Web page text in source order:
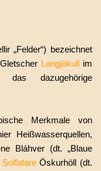
„Felder“) bezeichnet
Langjökull im
dazugehörige
Merkmale von
Heißwasserquellen,
Bláhver (dt. „Blaue
Solfatare Öskurhöll (dt.